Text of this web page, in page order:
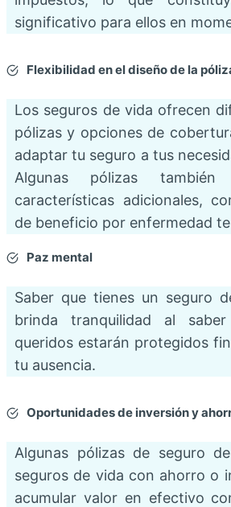
significativo para ellos en
Flexibilidad en el diseño de la
Los seguros de vida ofrecen
pólizas y opciones de
adaptar tu seguro a tus
Algunas pólizas
características adicionales,
de beneficio por enfermedad
Paz mental
Saber que tienes un seguro
brinda tranquilidad al
queridos estarán protegidos
tu ausencia.
Oportunidades de inversión y
Algunas pólizas de seguro
seguros de vida con ahorro o
acumular valor en efectivo